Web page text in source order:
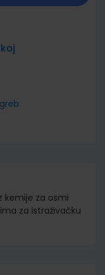
kemije za osmi
za istraživačku